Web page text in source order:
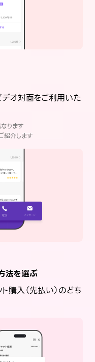
デオ対面をご利用いた
ります
紹介します
法を選ぶ
購入（先払い）のどち